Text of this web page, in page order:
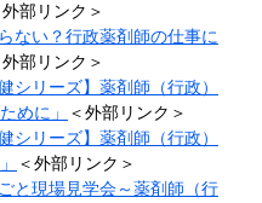
外部リンク＞
ない？行政薬剤師の仕事に
外部リンク＞
シリーズ】薬剤師（行政）
めに」
＜外部リンク＞
シリーズ】薬剤師（行政）
＜外部リンク＞
と現場見学会～薬剤師（行